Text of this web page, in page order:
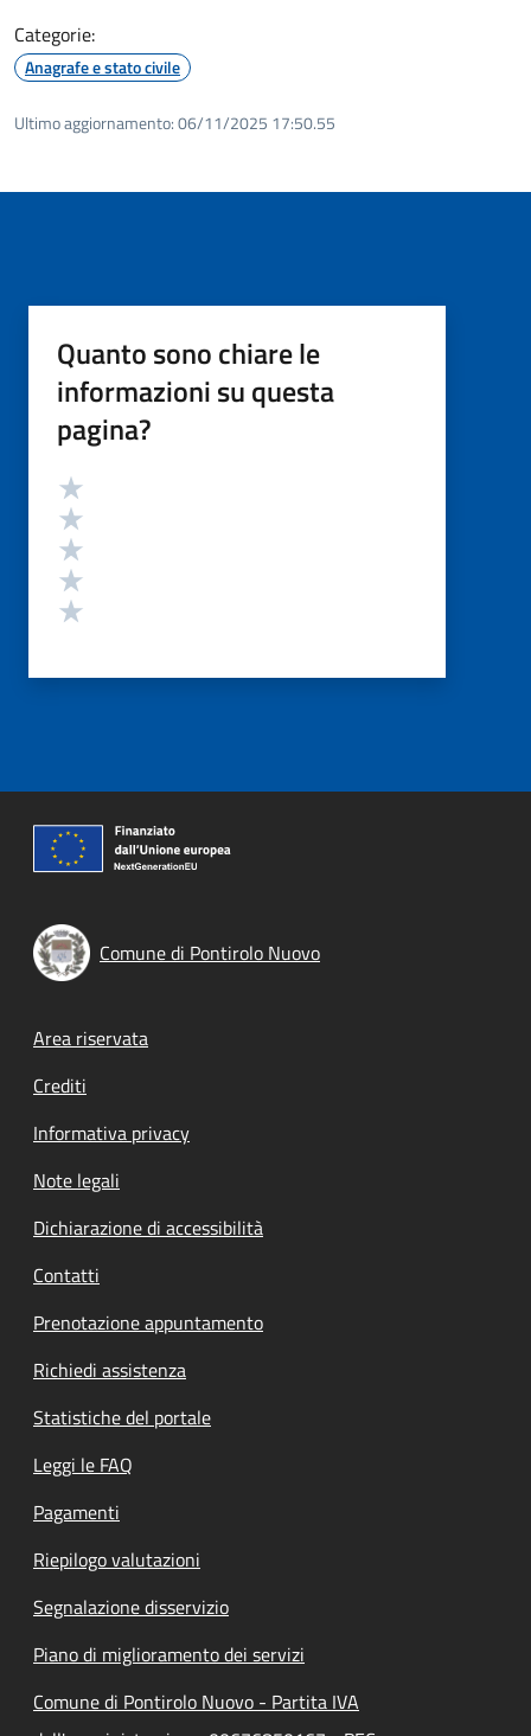
Categorie:
Anagrafe e stato civile
Ultimo aggiornamento:06/11/2025 17:50.55
Quanto sono chiare le
informazioni su questa
pagina?
Valutazione
Comune di Pontirolo Nuovo
Footer menu
Area riservata
Crediti
Informativa privacy
Note legali
Dichiarazione di accessibilità
Contatti
Prenotazione appuntamento
Richiedi assistenza
Statistiche del portale
Leggi le FAQ
Pagamenti
Riepilogo valutazioni
Segnalazione disservizio
Piano di miglioramento dei servizi
Comune di Pontirolo Nuovo - Partita IVA